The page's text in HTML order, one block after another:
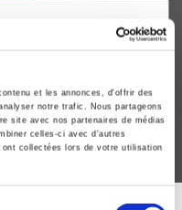
et les annonces, d'offrir des
notre trafic. Nous partageons
site avec nos partenaires de médias
celles-ci avec d'autres
collectées lors de votre utilisation
du travail